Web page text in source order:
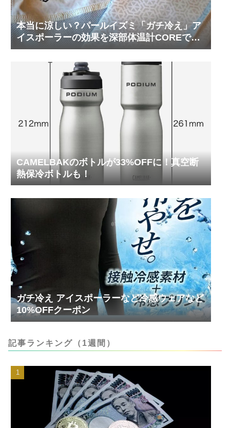
本当に涼しい？パールイズミ「ガチ冷え」ア
イスポーラーの効果を深部体温計COREで測
ってみた
CAMELBAKのボトルが33%OFFに！真空断
熱保冷ボトルも！
ガチ冷え アイスポーラーなど冷感ウェアなど
10%OFFクーポン
記事ランキング（1週間）